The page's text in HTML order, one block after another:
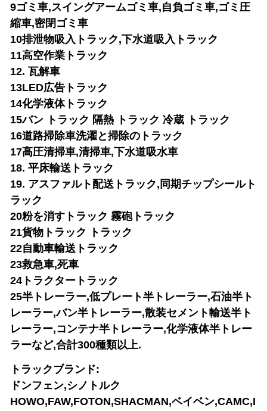
9ゴミ車,スイングアームゴミ車,自負ゴミ車,ゴミ圧
縮車,密閉ゴミ車
10排泄物吸入トラック,下水道吸入トラック
11高空作業トラック
12. 瓦解車
13LED広告トラック
14化学液体トラック
15バン トラック 隔熱 トラック 冷蔵 トラック
16道路掃除車洗濯と掃除のトラック
17高圧清掃車,清掃車,下水道吸水車
18. 平床輸送トラック
19. アスファルト配送トラック,同期チップシールト
ラック
20粉を消すトラック 霧砲トラック
21貨物トラック トラック
22自動車輸送トラック
23救急車,死車
24トラクタートラック
25半トレーラー,低プレート半トレーラー,石油半ト
レーラー,バン半トレーラー,散装セメント輸送半ト
レーラー,コンテナ半トレーラー,化学液体半トレー
ラーなど,合計300種類以上.
トラックブランド:
ドンフェン,シノトルク
HOWO,FAW,FOTON,SHACMAN,ベイベン,CAMC,I